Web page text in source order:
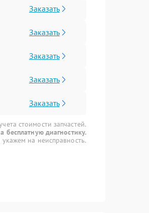
Заказать
Заказать
Заказать
Заказать
Заказать
стоимости запчастей.
бесплатную диагностику.
на неисправность.